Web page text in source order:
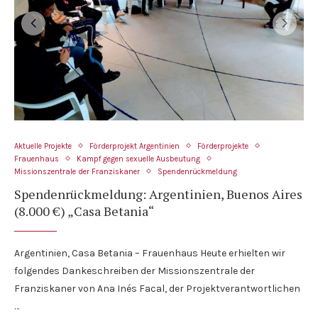
Aktuelle Projekte Förderprojekt Argentinien
Förderprojekte
Frauenhaus
Kampf gegen sexuelle Ausbeutung
Missionszentrale der Franziskaner
Spendenrückmeldung
Spendenrückmeldung: Argentinien, Buenos Aires
(8.000 €) „Casa Betania“
Argentinien, Casa Betania – Frauenhaus Heute erhielten wir
folgendes Dankeschreiben der Missionszentrale der
Franziskaner von Ana Inés Facal, der Projektverantwortlichen
…